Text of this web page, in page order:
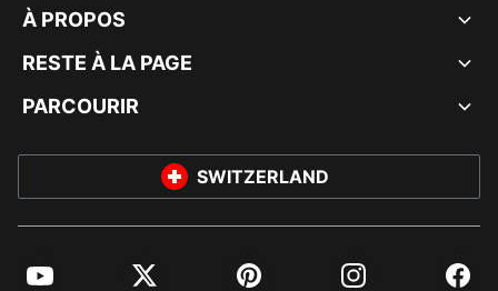
À PROPOS
RESTE À LA PAGE
PARCOURIR
SWITZERLAND
YouTube Twitter Pinterest Instagram